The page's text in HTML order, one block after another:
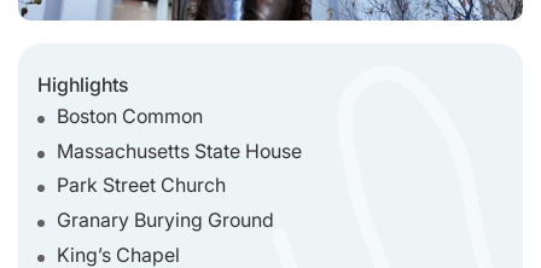
Highlights
Boston Common
Massachusetts State House
Park Street Church
Granary Burying Ground
King’s Chapel